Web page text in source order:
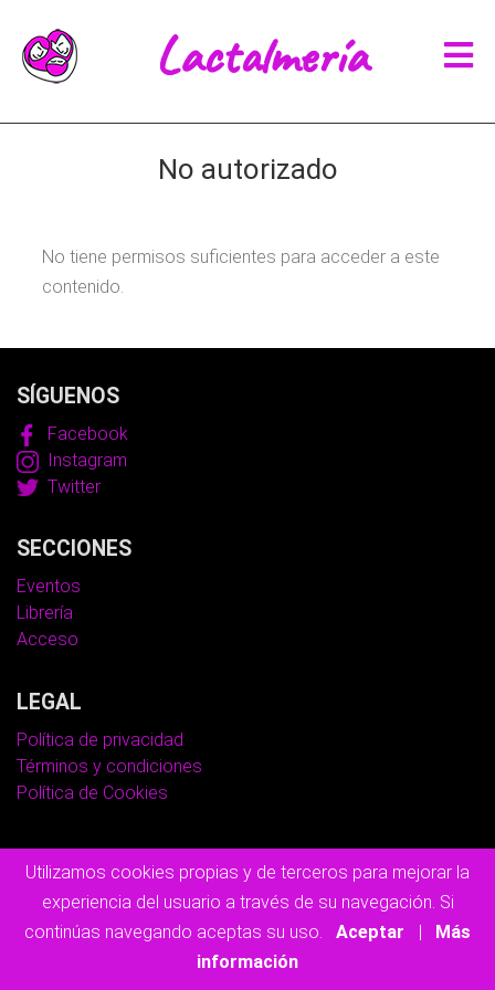
Lactalmería
No autorizado
No tiene permisos suficientes para acceder a este
contenido.
SÍGUENOS
Facebook
Instagram
Twitter
SECCIONES
Eventos
Librería
Acceso
LEGAL
Política de privacidad
Términos y condiciones
Política de Cookies
Todos los derechos reservados.
Utilizamos cookies propias y de terceros para mejorar la
experiencia del usuario a través de su navegación. Si
continúas navegando aceptas su uso.
Aceptar |
Más
información